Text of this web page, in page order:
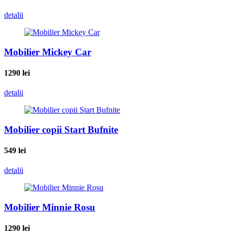
detalii
Mobilier Mickey Car
1290 lei
detalii
Mobilier copii Start Bufnite
549 lei
detalii
Mobilier Minnie Rosu
1290 lei